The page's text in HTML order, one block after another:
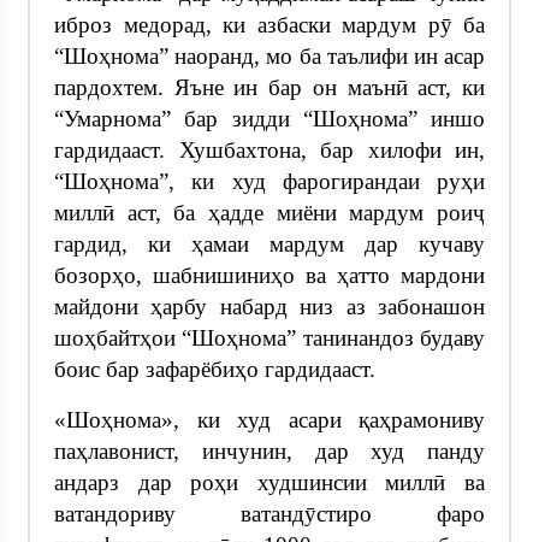
иброз медорад, ки азбаски мардум рӯ ба
“Шоҳнома” наоранд, мо ба таълифи ин асар
пардохтем. Яъне ин бар он маънӣ аст, ки
“Умарнома” бар зидди “Шоҳнома” иншо
гардидааст. Хушбахтона, бар хилофи ин,
“Шоҳнома”, ки худ фарогирандаи руҳи
миллӣ аст, ба ҳадде миёни мардум роиҷ
гардид, ки ҳамаи мардум дар кучаву
бозорҳо, шабнишиниҳо ва ҳатто мардони
майдони ҳарбу набард низ аз забонашон
шоҳбайтҳои “Шоҳнома” танинандоз будаву
боис бар зафарёбиҳо гардидааст.
«Шоҳнома», ки худ асари қаҳрамониву
паҳлавонист, инчунин, дар худ панду
андарз дар роҳи худшинсии миллӣ ва
ватандориву ватандӯстиро фаро